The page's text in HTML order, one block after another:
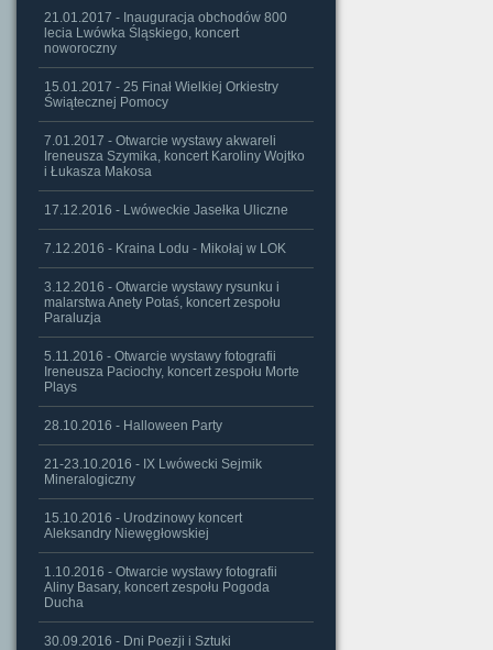
21.01.2017 - Inauguracja obchodów 800
lecia Lwówka Śląskiego, koncert
noworoczny
15.01.2017 - 25 Finał Wielkiej Orkiestry
Świątecznej Pomocy
7.01.2017 - Otwarcie wystawy akwareli
Ireneusza Szymika, koncert Karoliny Wojtko
i Łukasza Makosa
17.12.2016 - Lwóweckie Jasełka Uliczne
7.12.2016 - Kraina Lodu - Mikołaj w LOK
3.12.2016 - Otwarcie wystawy rysunku i
malarstwa Anety Potaś, koncert zespołu
Paraluzja
5.11.2016 - Otwarcie wystawy fotografii
Ireneusza Paciochy, koncert zespołu Morte
Plays
28.10.2016 - Halloween Party
21-23.10.2016 - IX Lwówecki Sejmik
Mineralogiczny
15.10.2016 - Urodzinowy koncert
Aleksandry Niewęgłowskiej
1.10.2016 - Otwarcie wystawy fotografii
Aliny Basary, koncert zespołu Pogoda
Ducha
30.09.2016 - Dni Poezji i Sztuki